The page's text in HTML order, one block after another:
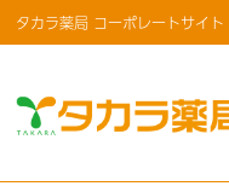
タカラ薬局 コーポレートサイト